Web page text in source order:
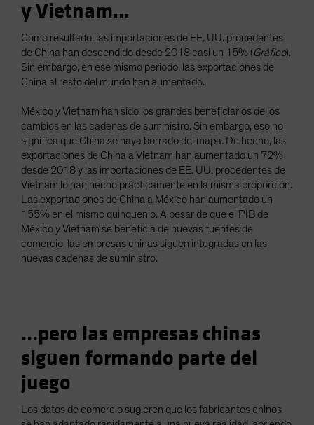
y Vietnam...
Como resultado, las importaciones de EE. UU. procedentes
de China han descendido desde 2018 casi un 15% (Gráfico).
Sin embargo, en ese mismo periodo, las exportaciones de
China al resto del mundo han aumentado.
México y Vietnam han sido los grandes beneficiarios de los
cambios en las cadenas de suministro. Sin embargo, eso no
significa que China se haya borrado del mapa. De hecho, las
exportaciones de China a Vietnam han aumentado un 72%
desde 2018 y las importaciones de EE. UU. procedentes de
Vietnam lo han hecho prácticamente en la misma proporción.
Las exportaciones de China a México han aumentado un
155% en el mismo quinquenio. A pesar de que el PIB de
México y Vietnam se beneficia de nuevas fuentes de
comercio, las empresas chinas siguen integradas en las
nuevas cadenas de suministro.
...pero las empresas chinas
siguen formando parte del
juego
Los datos de comercio sugieren que los fabricantes chinos